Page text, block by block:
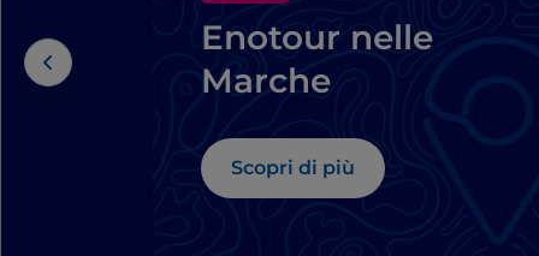
Enotour nelle
Marche
Scopri di più